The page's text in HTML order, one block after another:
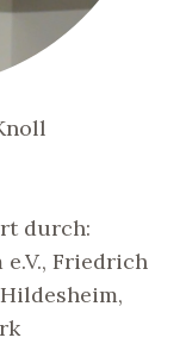
durch:
Friedrich